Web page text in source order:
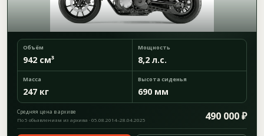
Объём
942 см³
Мощность
8,2 л.с.
Масса
247 кг
Высота сиденья
690 мм
Средняя цена в архиве 490 000 ₽
По 5 объявлениям из архива · 05.08.2014–28.04.2025